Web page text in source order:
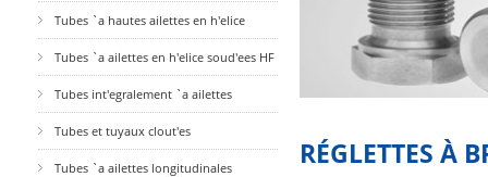
Tubes `a hautes ailettes en h'elice
Tubes `a ailettes en h'elice soud'ees HF
Tubes int'egralement `a ailettes
Tubes et tuyaux clout'es
Tubes `a ailettes longitudinales
RÉGLETTES À